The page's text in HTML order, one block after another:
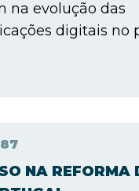
na evolução das
digitais no
NA REFORMA